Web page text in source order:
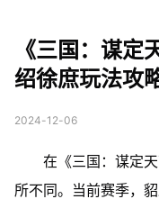
《三国：谋定
绍徐庶玩法攻
2024-12-06
在《三国：谋定
所不同。当前赛季，